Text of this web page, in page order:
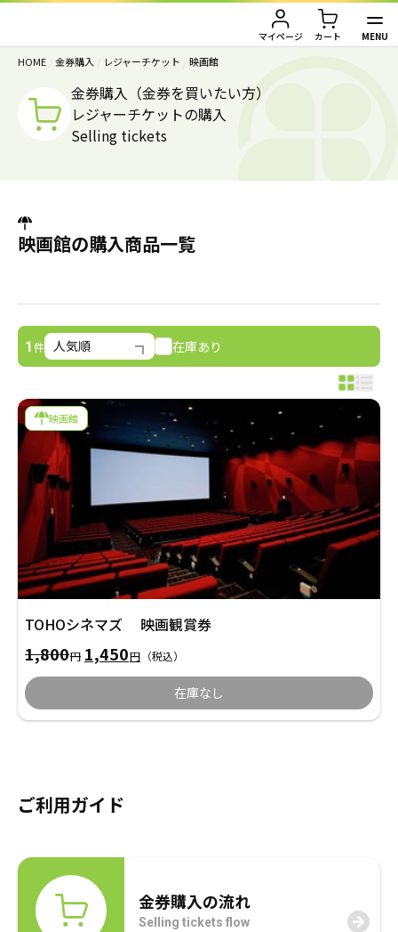
マイページ カート MENU
TOP
金券買取（金券を売りたい方）
切手
株主優待券
JAL・ANA航空券（株主優待券）
ハガキ・レターパック・印紙
商品券・ギフト券
ビール券・清酒券
レジャーチケット
通信・テレカ
交通プリペイドカード
生活関連
図書カード・QUO（クオ）カード
年賀状
切手
JAL・ANA航空券
株主優待券
ハガキ・レターパック・印紙
商品券・ギフト券
ビール券
レジャーチケット
通信・テレカ
交通プリペイドカード
生活関連・お食事券
図書カード・QUO（クオ）カード
年賀状
その他
お客様の声
会社情報
店舗情報
採用情報
コラム
お知らせ
HOME 金券購入 レジャーチケット 映画館
金券購入（金券を買いたい方）
レジャーチケットの購入
Selling tickets
映画館の購入商品一覧
1件 在庫あり
映画館
TOHOシネマズ 映画観賞券
1,800円 元
の
価
は
1,450円 現
在
の
格
（税込）
在庫なし
ご利用ガイド
金券購入の流れ
Selling tickets flow